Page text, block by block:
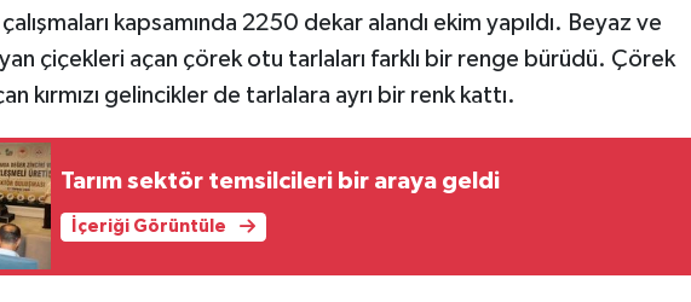
kapsamında 2250 dekar alandı ekim yapıldı. Beyaz ve
çiçekleri açan çörek otu tarlaları farklı bir renge bürüdü. Çörek
kırmızı gelincikler de tarlalara ayrı bir renk kattı.
Tarım sektör temsilcileri bir araya geldi
İçeriği Görüntüle